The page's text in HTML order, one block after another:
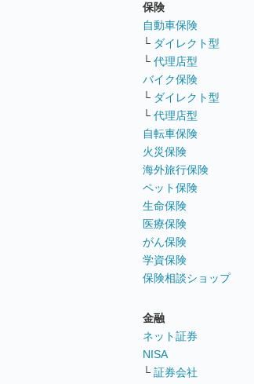
保険
自動車保険
└ ダイレクト型
└ 代理店型
バイク保険
└ ダイレクト型
└ 代理店型
自転車保険
火災保険
海外旅行保険
ペット保険
生命保険
医療保険
がん保険
学資保険
保険相談ショップ
金融
ネット証券
NISA
└ 証券会社